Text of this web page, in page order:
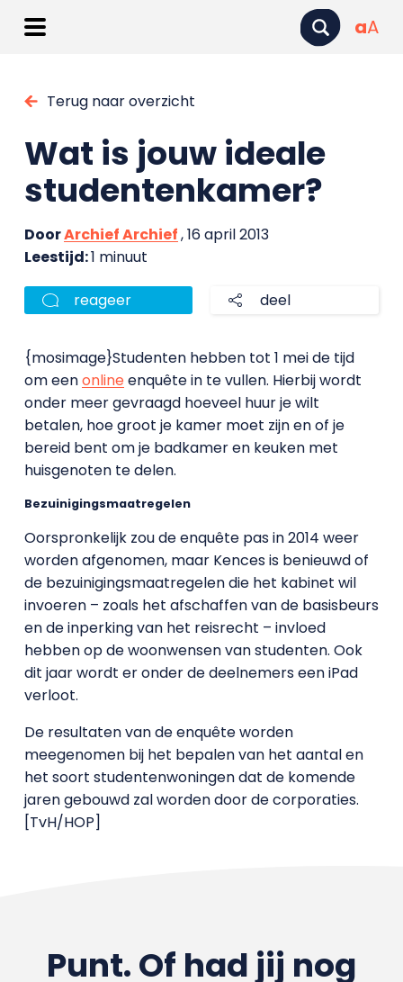
aA
Terug naar overzicht
Wat is jouw ideale
studentenkamer?
DoorArchief Archief, 16 april 2013
Leestijd:1 minuut
reageer deel
{mosimage}Studenten hebben tot 1 mei de tijd
om eenonlineenquête in te vullen. Hierbij wordt
onder meer gevraagd hoeveel huur je wilt
betalen, hoe groot je kamer moet zijn en of je
bereid bent om je badkamer en keuken met
huisgenoten te delen.
Bezuinigingsmaatregelen
Oorspronkelijk zou de enquête pas in 2014 weer
worden afgenomen, maar Kences is benieuwd of
de bezuinigingsmaatregelen die het kabinet wil
invoeren – zoals het afschaffen van de basisbeurs
en de inperking van het reisrecht – invloed
hebben op de woonwensen van studenten. Ook
dit jaar wordt er onder de deelnemers een iPad
verloot.
De resultaten van de enquête worden
meegenomen bij het bepalen van het aantal en
het soort studentenwoningen dat de komende
jaren gebouwd zal worden door de corporaties.
[TvH/HOP]
Punt. Of had jij nog